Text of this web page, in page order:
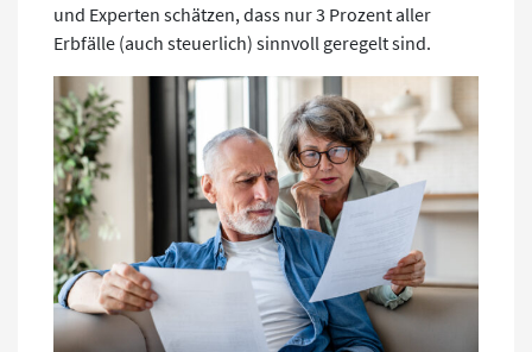
und Experten schätzen, dass nur 3 Prozent aller
Erbfälle (auch steuerlich) sinnvoll geregelt sind.